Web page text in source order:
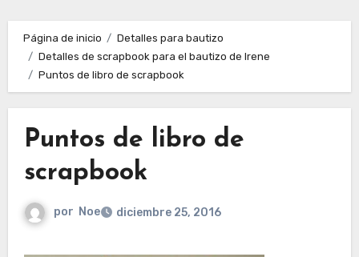
Página de inicio
Detalles para bautizo
Detalles de scrapbook para el bautizo de Irene
Puntos de libro de scrapbook
Puntos de libro de
scrapbook
por Noe diciembre 25, 2016